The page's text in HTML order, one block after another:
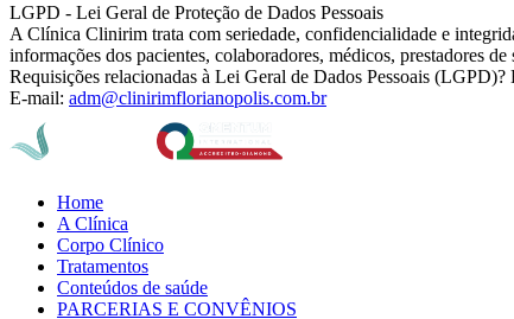
LGPD - Lei Geral de Proteção de Dados Pessoais
A Clínica Clinirim trata com seriedade, confidencialidade e
informações dos pacientes, colaboradores, médicos, prestadores
Requisições relacionadas à Lei Geral de Dados Pessoais
E-mail: adm@clinirimflorianopolis.com.br
Home
A Clínica
Corpo Clínico
Tratamentos
Conteúdos de saúde
PARCERIAS E CONVÊNIOS